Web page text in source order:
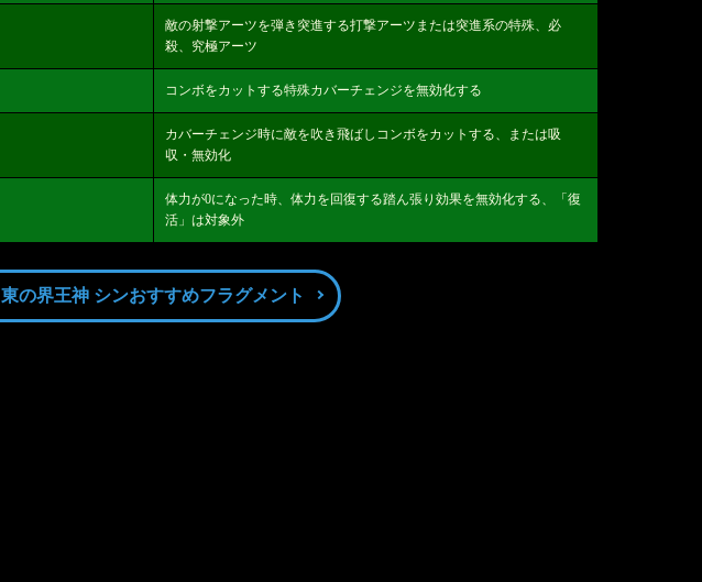
敵の射撃アーツを弾き突進する打撃アーツまたは突進系の特殊、必
殺、究極アーツ
コンボをカットする特殊カバーチェンジを無効化する
カバーチェンジ時に敵を吹き飛ばしコンボをカットする、または吸
収・無効化
体力が0になった時、体力を回復する踏ん張り効果を無効化する、「復
活」は対象外
東の界王神 シンおすすめフラグメント